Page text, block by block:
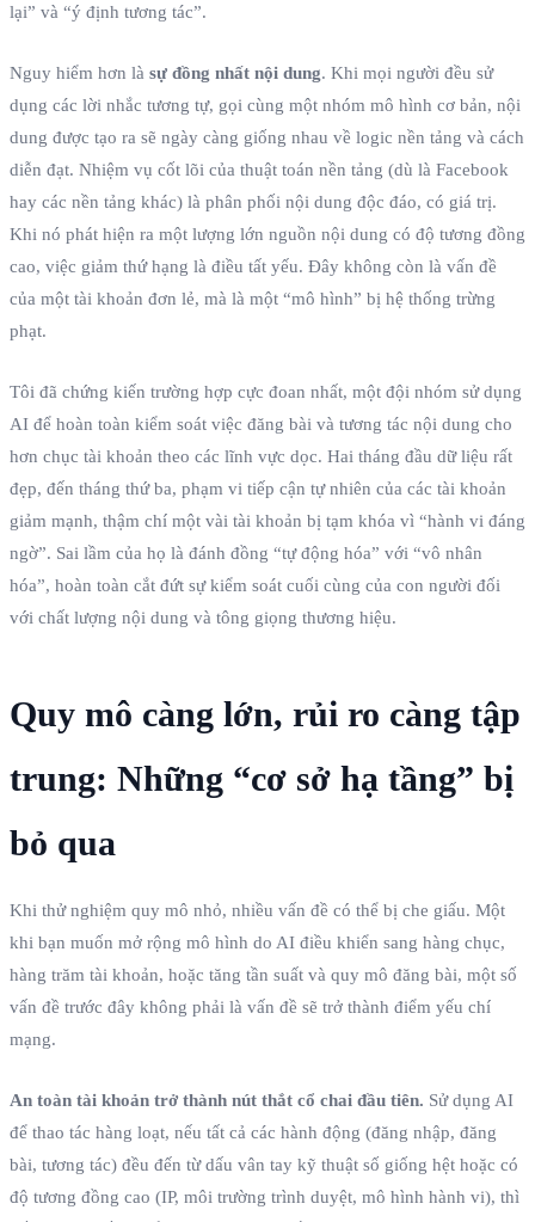
lại” và “ý định tương tác”.
Nguy hiểm hơn là sự đồng nhất nội dung. Khi mọi người đều sử
dụng các lời nhắc tương tự, gọi cùng một nhóm mô hình cơ bản, nội
dung được tạo ra sẽ ngày càng giống nhau về logic nền tảng và cách
diễn đạt. Nhiệm vụ cốt lõi của thuật toán nền tảng (dù là Facebook
hay các nền tảng khác) là phân phối nội dung độc đáo, có giá trị.
Khi nó phát hiện ra một lượng lớn nguồn nội dung có độ tương đồng
cao, việc giảm thứ hạng là điều tất yếu. Đây không còn là vấn đề
của một tài khoản đơn lẻ, mà là một “mô hình” bị hệ thống trừng
phạt.
Tôi đã chứng kiến trường hợp cực đoan nhất, một đội nhóm sử dụng
AI để hoàn toàn kiểm soát việc đăng bài và tương tác nội dung cho
hơn chục tài khoản theo các lĩnh vực dọc. Hai tháng đầu dữ liệu rất
đẹp, đến tháng thứ ba, phạm vi tiếp cận tự nhiên của các tài khoản
giảm mạnh, thậm chí một vài tài khoản bị tạm khóa vì “hành vi đáng
ngờ”. Sai lầm của họ là đánh đồng “tự động hóa” với “vô nhân
hóa”, hoàn toàn cắt đứt sự kiểm soát cuối cùng của con người đối
với chất lượng nội dung và tông giọng thương hiệu.
Quy mô càng lớn, rủi ro càng tập
trung: Những “cơ sở hạ tầng” bị
bỏ qua
Khi thử nghiệm quy mô nhỏ, nhiều vấn đề có thể bị che giấu. Một
khi bạn muốn mở rộng mô hình do AI điều khiển sang hàng chục,
hàng trăm tài khoản, hoặc tăng tần suất và quy mô đăng bài, một số
vấn đề trước đây không phải là vấn đề sẽ trở thành điểm yếu chí
mạng.
An toàn tài khoản trở thành nút thắt cổ chai đầu tiên. Sử dụng AI
để thao tác hàng loạt, nếu tất cả các hành động (đăng nhập, đăng
bài, tương tác) đều đến từ dấu vân tay kỹ thuật số giống hệt hoặc có
độ tương đồng cao (IP, môi trường trình duyệt, mô hình hành vi), thì